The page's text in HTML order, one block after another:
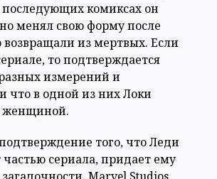
комиксах он
менял свою форму после
возвращали из мертвых. Если
то подтверждается
измерений и
что в одной из них Локи
женщиной.
того, что Леди
частью сериала, придает ему